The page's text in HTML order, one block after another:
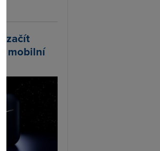
začít
mobilní